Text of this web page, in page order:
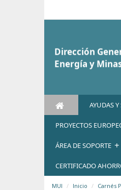
AYUDAS
PROYECTOS
ÁREA DE SOPORTE +
CERTIFICADO
MUI Inicio Carnés